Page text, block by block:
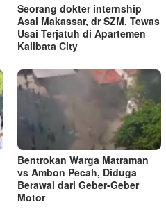
Seorang dokter internship
Asal Makassar, dr SZM, Tewas
Usai Terjatuh di Apartemen
Kalibata City
Bentrokan Warga Matraman
vs Ambon Pecah, Diduga
Berawal dari Geber-Geber
Motor